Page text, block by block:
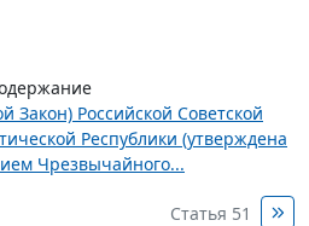
Закон) Российской Советской
Республики (утверждена
Чрезвычайного...
Статья 51